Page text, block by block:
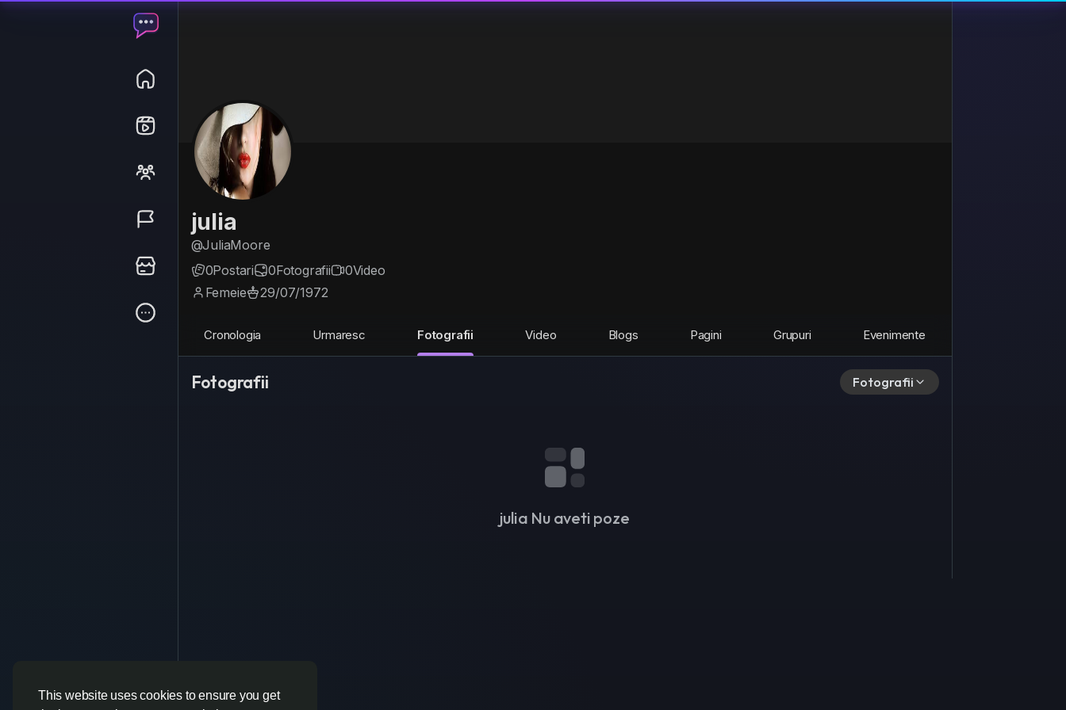
This website uses cookies to ensure you get
julia
@JuliaMoore
0Postari 0Fotografii 0Video
Femeie
29/07/1972
Cronologia Urmaresc Fotografii Video Blogs Pagini Grupuri Evenimente
Fotografii Fotografii
julia Nu aveti poze